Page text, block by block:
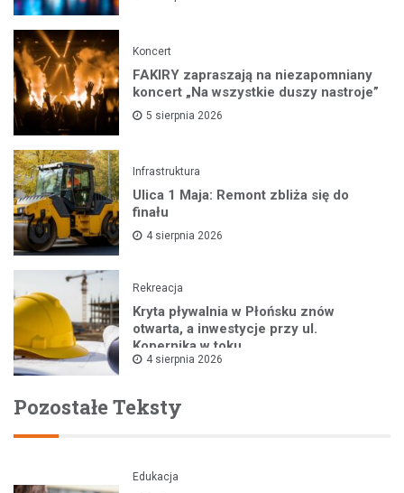
Koncert
FAKIRY zapraszają na niezapomniany
koncert „Na wszystkie duszy nastroje”
5 sierpnia 2026
Infrastruktura
Ulica 1 Maja: Remont zbliża się do
finału
4 sierpnia 2026
Rekreacja
Kryta pływalnia w Płońsku znów
otwarta, a inwestycje przy ul.
Kopernika w toku
4 sierpnia 2026
Pozostałe Teksty
Edukacja